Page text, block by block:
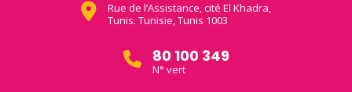
Rue de l’Assistance, cité El Khadra,
Tunis. Tunisie, Tunis 1003
80 100 349
N° vert